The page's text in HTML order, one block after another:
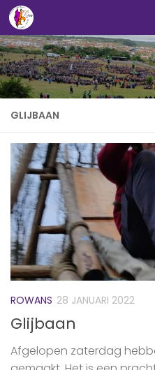
Doorgaan naar inhoud
GLIJBAAN
ROWANS 28 JANUARI 2022
Glijbaan
Afgelopen zaterdag